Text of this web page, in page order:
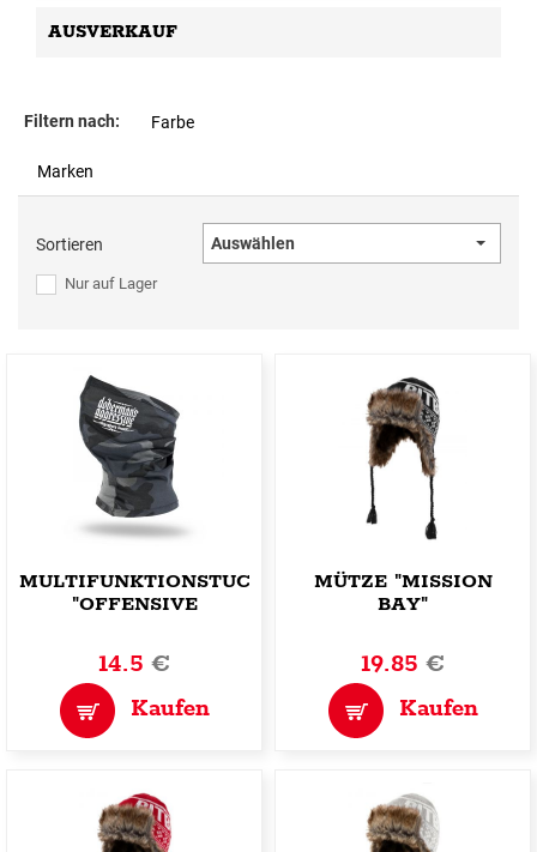
AUSVERKAUF
Filtern nach: Farbe
Marken
Sortieren Auswählen
Nur auf Lager
MULTIFUNKTIONSTUCH
"OFFENSIVE
14.5€
Kaufen
MÜTZE "MISSION
BAY"
19.85€
Kaufen